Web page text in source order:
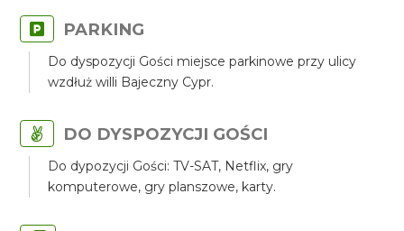
PARKING
Do dyspozycji Gości miejsce parkinowe przy ulicy
wzdłuż willi Bajeczny Cypr.
DO DYSPOZYCJI GOŚCI
Do dypozycji Gości: TV-SAT, Netflix, gry
komputerowe, gry planszowe, karty.